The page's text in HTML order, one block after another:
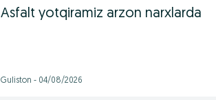
Asfalt yotqiramiz arzon narxlarda
Guliston - 04/08/2026